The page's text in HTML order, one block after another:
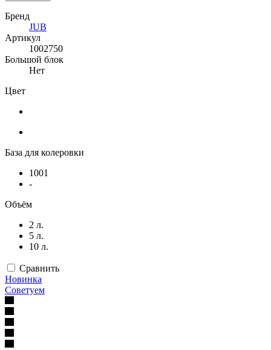
Бренд
JUB
Артикул
1002750
Большой блок
Нет
Цвет
База для колеровки
1001
-
Объём
2 л.
5 л.
10 л.
Сравнить
Новинка
Советуем